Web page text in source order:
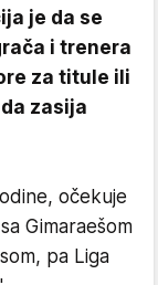
je da se
i trenera
za titule ili
zasija
očekuje
Gimaraešom
pa Liga